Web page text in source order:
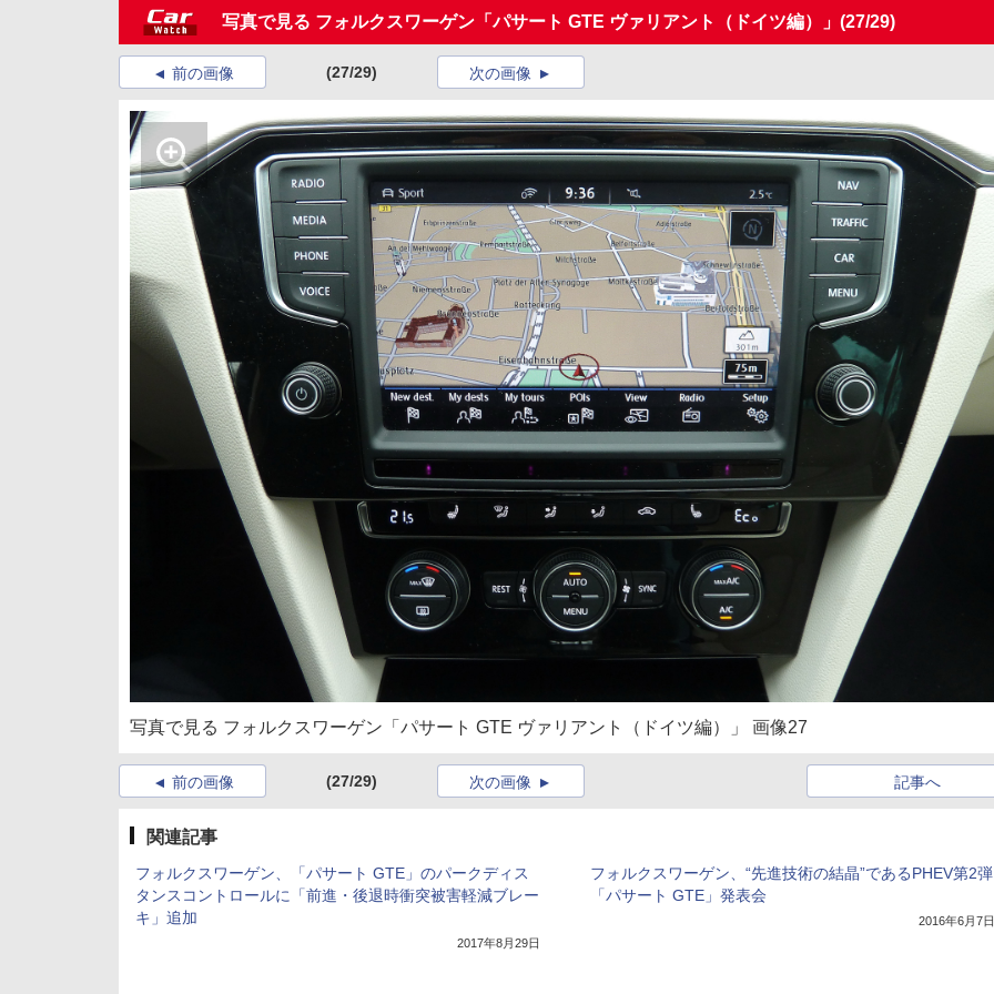
写真で見る フォルクスワーゲン「パサート GTE ヴァリアント（ドイツ編）」 (27/29)
前の画像 (27/29) 次の画像
写真で見る フォルクスワーゲン「パサート GTE ヴァリアント（ドイツ編）」 画像27
前の画像 (27/29) 記事へ
次の画像
関連記事
フォルクスワーゲン、「パサート GTE」のパークディス
タンスコントロールに「前進・後退時衝突被害軽減ブレー
キ」追加
2017年8月29日
フォルクスワーゲン、“先進技術の結晶”であるPHEV第2弾
「パサート GTE」発表会
2016年6月7日